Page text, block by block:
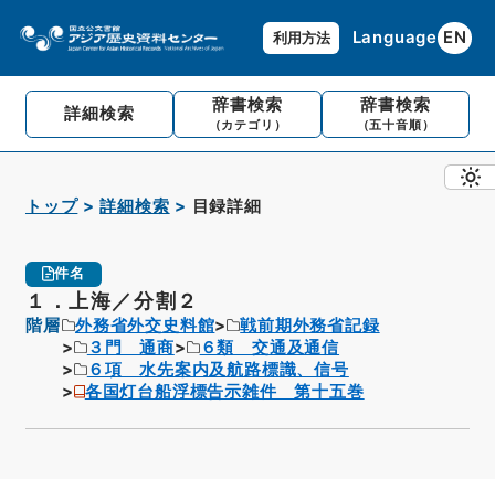
利用方法 Language EN
詳細検索 辞書検索
（カテゴリ）
辞書検索
（五十音順）
トップ 詳細検索 目録詳細
件名
１．上海／分割２
階層 外務省外交史料館
戦前期外務省記録
３門 通商
６類 交通及通信
６項 水先案内及航路標識、信号
各国灯台船浮標告示雑件 第十五巻